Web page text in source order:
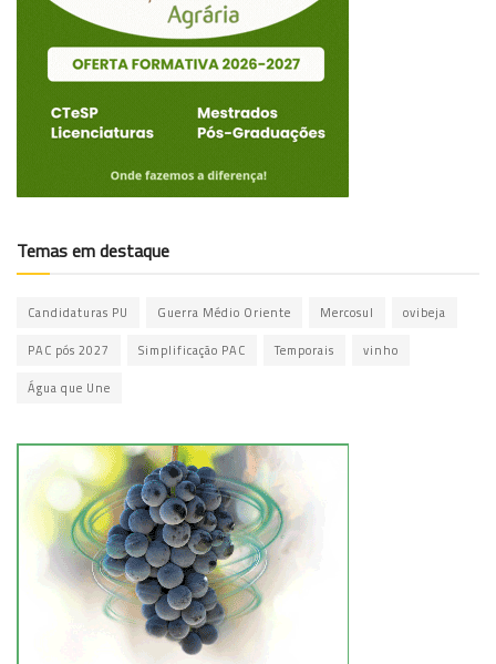
Temas em destaque
Candidaturas PU Guerra Médio Oriente Mercosul ovibeja
PAC pós 2027 Simplificação PAC Temporais vinho
Água que Une